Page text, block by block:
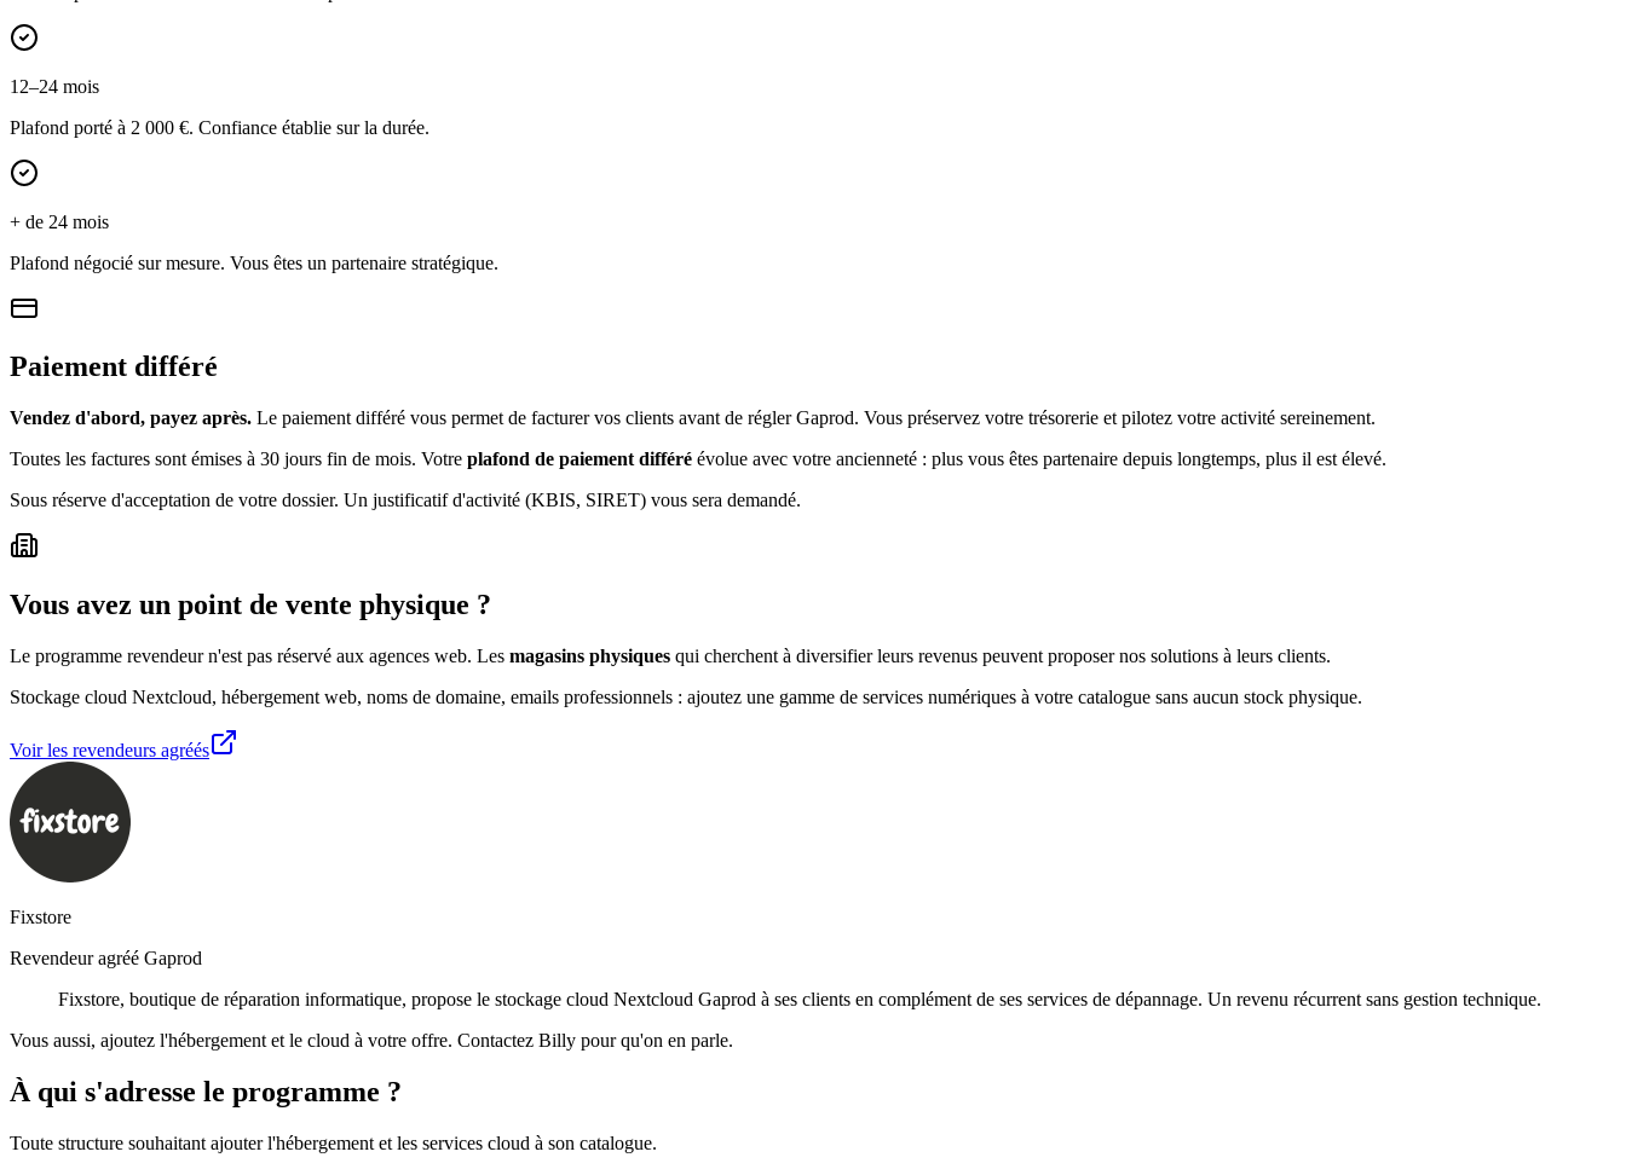
12–24 mois
Plafond porté à 2 000 €. Confiance établie sur la durée.
+ de 24 mois
Plafond négocié sur mesure. Vous êtes un partenaire stratégique.
Paiement différé
Vendez d'abord, payez après. Le paiement différé vous permet de facturer vos clients avant de régler Gaprod. Vous préservez votre trésorerie et pilotez votre activité sereinement.
Toutes les factures sont émises à 30 jours fin de mois. Votre plafond de paiement différé évolue avec votre ancienneté : plus vous êtes partenaire depuis longtemps, plus il est élevé.
Sous réserve d'acceptation de votre dossier. Un justificatif d'activité (KBIS, SIRET) vous sera demandé.
Vous avez un point de vente physique ?
Le programme revendeur n'est pas réservé aux agences web. Les magasins physiques qui cherchent à diversifier leurs revenus peuvent proposer nos solutions à leurs clients.
Stockage cloud Nextcloud, hébergement web, noms de domaine, emails professionnels : ajoutez une gamme de services numériques à votre catalogue sans aucun stock physique.
Voir les revendeurs agréés
Fixstore
Revendeur agréé Gaprod
Fixstore, boutique de réparation informatique, propose le stockage cloud Nextcloud Gaprod à ses clients en complément de ses services de dépannage. Un revenu récurrent sans gestion technique.
Vous aussi, ajoutez l'hébergement et le cloud à votre offre. Contactez Billy pour qu'on en parle.
À qui s'adresse le programme ?
Toute structure souhaitant ajouter l'hébergement et les services cloud à son catalogue.